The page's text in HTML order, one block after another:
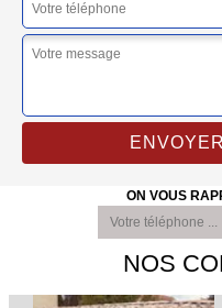
ON VOUS
NOS